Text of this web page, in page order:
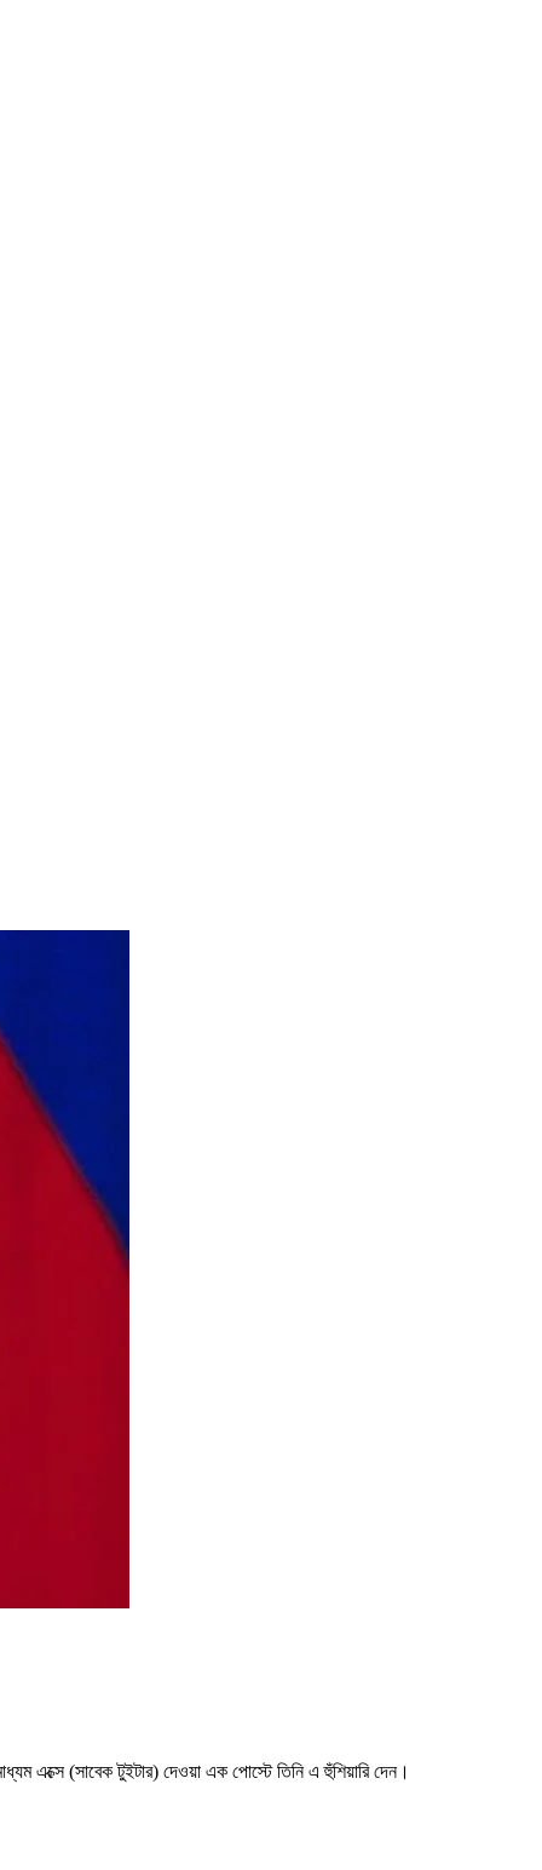
এক্সে (সাবেক টুইটার) দেওয়া এক পোস্টে তিনি এ হুঁশিয়ারি দেন।